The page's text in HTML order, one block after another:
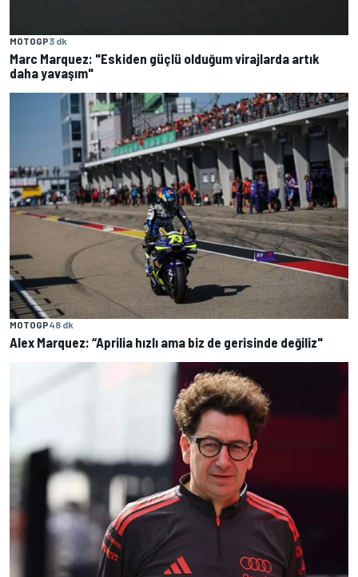
MOTOGP3 dk
Marc Marquez: "Eskiden güçlü olduğum virajlarda artık
daha yavaşım"
MOTOGP48 dk
Alex Marquez: “Aprilia hızlı ama biz de gerisinde değiliz"